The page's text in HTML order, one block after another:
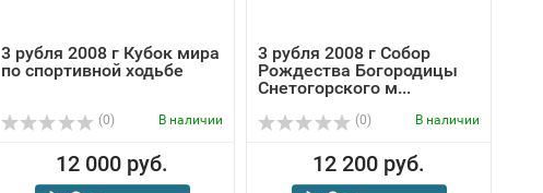
3 рубля 2008 г Кубок мира
по спортивной ходьбе
(0) В наличии
12 000 руб.
3 рубля 2008 г Собор
Рождества Богородицы
Снетогорского м...
(0) В наличии
12 200 руб.